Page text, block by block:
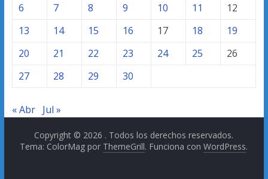
6
7 8 9 10 11
12
13
14 15 16 17 18
19
20
21 22 23 24 25
26
27
28 29 30
« Abr Jul »
Copyright © 2026 . Todos los derechos reservados.
Tema: ColorMag por ThemeGrill. Funciona conWordPress.